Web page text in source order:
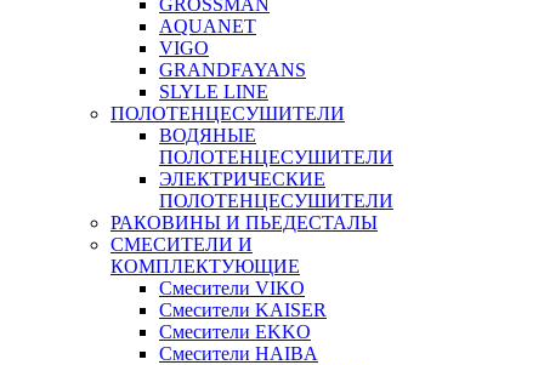
GROSSMAN
AQUANET
VIGO
GRANDFAYANS
SLYLE LINE
ПОЛОТЕНЦЕСУШИТЕЛИ
ВОДЯНЫЕ
ПОЛОТЕНЦЕСУШИТЕЛИ
ЭЛЕКТРИЧЕСКИЕ
ПОЛОТЕНЦЕСУШИТЕЛИ
РАКОВИНЫ И ПЬЕДЕСТАЛЫ
СМЕСИТЕЛИ И
КОМПЛЕКТУЮЩИЕ
Смесители VIKO
Смесители KAISER
Смесители EKKO
Смесители HAIBA